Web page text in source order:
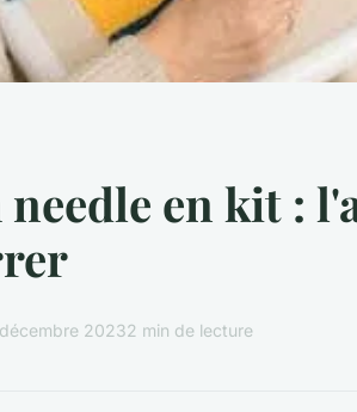
en kit :
20232 min de lecture